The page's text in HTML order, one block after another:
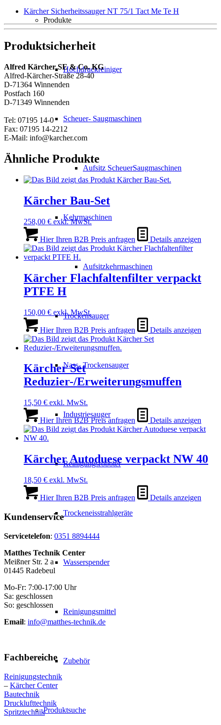
Produkte
Hochdruckreiniger
Scheuer- Saugmaschinen
Aufsitz ScheuerSaugmaschinen
Kehrmaschinen
Aufsitzkehrmaschinen
Trockensauger
Nass- Trockensauger
Industriesauger
Reinigungsroboter
Trockeneisstrahlgeräte
Wasserspender
Reinigungsmittel
Zubehör
Produktsuche
Kärcher Sicherheitssauger NT 75/1 Tact Me Te H
Produktsicherheit
Alfred Kärcher SE & Co. KG
Alfred-Kärcher-Straße 28-40
D-71364 Winnenden
Postfach 160
D-71349 Winnenden
Tel: 07195 14-0
Fax: 07195 14-2212
E-Mail: info@karcher.com
Ähnliche Produkte
Kärcher Bau-Set
258,00 € exkl. MwSt.
Hier Ihren B2B Preis anfragen Details anzeigen
Kärcher Flachfaltenfilter verpackt
PTFE H
150,00 € exkl. MwSt.
Hier Ihren B2B Preis anfragen Details anzeigen
Kärcher Set
Reduzier-/Erweiterungsmuffen
15,50 € exkl. MwSt.
Hier Ihren B2B Preis anfragen Details anzeigen
Kärcher Autoduese verpackt NW 40
18,50 € exkl. MwSt.
Hier Ihren B2B Preis anfragen Details anzeigen
Kundenservice
Servicetelefon: 0351 8894444
Matthes Technik Center
Meißner Str. 2 a
01445 Radebeul
Mo-Fr: 7:00-17:00 Uhr
Sa: geschlossen
So: geschlossen
Email: info@matthes-technik.de
Fachbereiche
Reinigungstechnik
– Kärcher Center
Bautechnik
Drucklufttechnik
Spritztechnik